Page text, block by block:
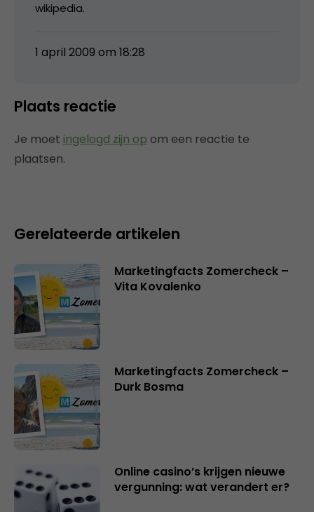
wikipedia.
1 april 2009 om 18:28
Plaats reactie
Je moet ingelogd zijn op om een reactie te
plaatsen.
Gerelateerde artikelen
Marketingfacts Zomercheck –
Vita Kovalenko
Marketingfacts Zomercheck –
Durk Bosma
Online casino’s krijgen nieuwe
vergunning: wat verandert er?